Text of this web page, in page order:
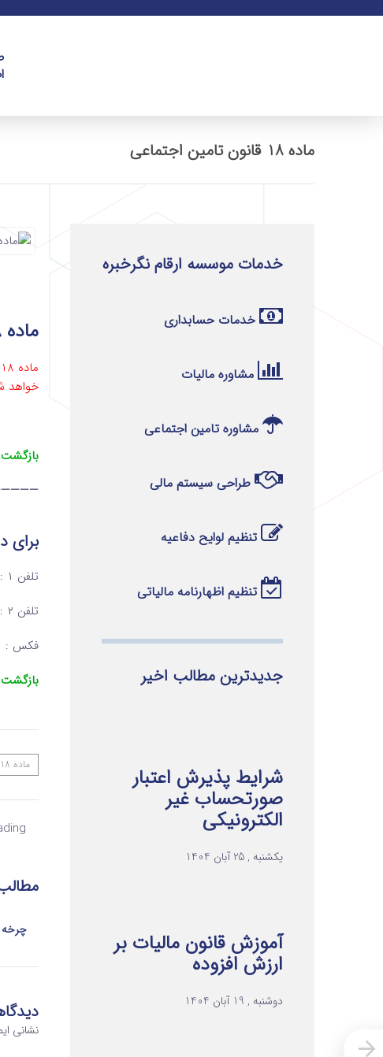
ماده 18 قانون تامین اجتماعی
ماده 18 قانون تامین اجتماعی
ماده 18 قانون تامین اجتماعی –
خواهد
بازگشت
برای
تلفن ۱ : ۰۲۱۸۸۱۹۱۴۸۲
تلفن ۲ : ۰۲۱۸۸۱۹۱۴۸۳
فکس : ۸۸۲۰۵۷۶۶ ۲۱ ۹۸++
ماده 18 قانون بیمه
چرخه
نشانی
خدمات موسسه ارقام نگرخبره
خدمات حسابداری
مشاوره مالیات
مشاوره تامین اجتماعی
طراحی سیستم مالی
تنظیم لوایح دفاعیه
تنظیم اظهارنامه مالیاتی
جدیدترین مطالب اخیر
شرایط پذیرش اعتبار
صورتحساب غیر
الکترونیکی
یکشنبه , 25 آبان 1404
آموزش قانون مالیات بر
ارزش افزوده
دوشنبه , 19 آبان 1404